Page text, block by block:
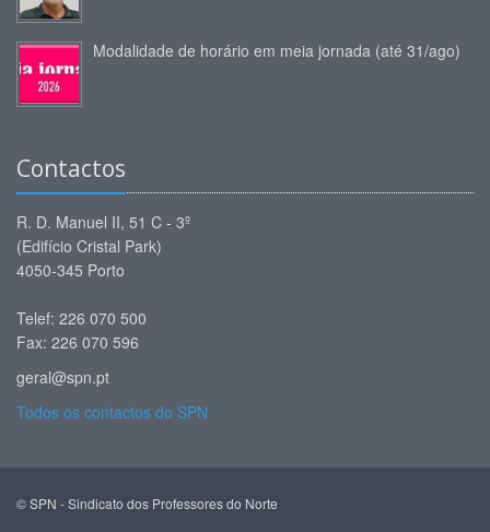
Modalidade de horário em meia jornada (até 31/ago)
Contactos
R. D. Manuel II, 51 C - 3º
(Edifício Cristal Park)
4050-345 Porto
Telef: 226 070 500
Fax: 226 070 596
geral@spn.pt
Todos os contactos do SPN
© SPN - Sindicato dos Professores do Norte